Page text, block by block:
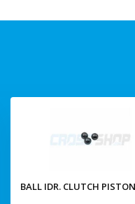
BALL IDR. CLUTCH